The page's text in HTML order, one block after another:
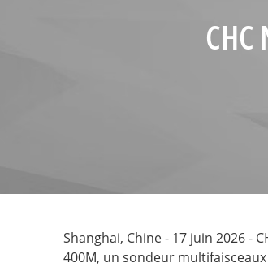
Shanghai, Chine - 17 juin 2026 -
400M, un sondeur